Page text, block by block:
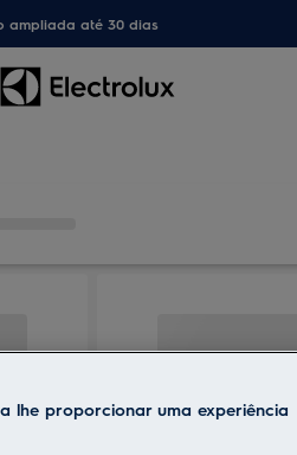
ampliada até 30 dias
lhe proporcionar uma experiência